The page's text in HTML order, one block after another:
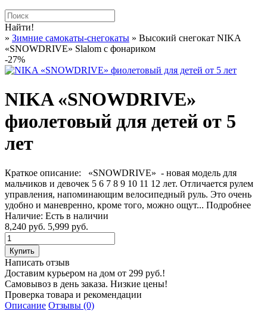
Найти!
» Зимние самокаты-снегокаты » Высокий снегокат NIKA
«SNOWDRIVE» Slalom с фонариком
-27%
NIKA «SNOWDRIVE»
фиолетовый для детей от 5
лет
Краткое описание:
«SNOWDRIVE» - новая модель для
мальчиков и девочек 5 6 7 8 9 10 11 12 лет. Отличается рулем
управления, напоминающим велосипедный руль. Это очень
удобно и маневренно, кроме того, можно ощут... Подробнее
Наличие: Есть в наличии
8,240 руб. 5,999 руб.
Написать отзыв
Доставим курьером на дом от 299 руб.!
Самовывоз в день заказа. Низкие цены!
Проверка товара и рекомендации
Описание Отзывы (0)